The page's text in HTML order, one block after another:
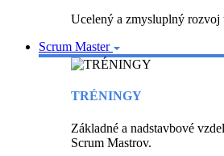
Ucelený a zmysluplný rozvoj
Scrum Master
TRÉNINGY
Základné a nadstavbové
Scrum Mastrov.